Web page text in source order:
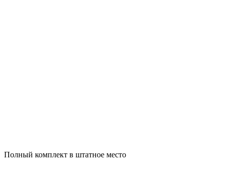
Полный комплект в штатное место